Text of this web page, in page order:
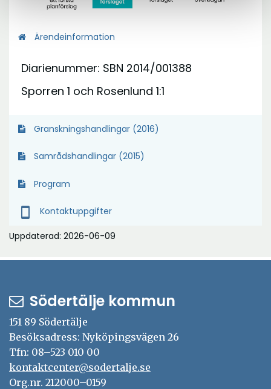
Ärendeinformation
Diarienummer: SBN 2014/001388
Sporren 1 och Rosenlund 1:1
Granskningshandlingar (2016)
Samrådshandlingar (2015)
Program
smartphone Kontaktuppgifter
Uppdaterad: 2026-06-09
Södertälje kommun
151 89 Södertälje
Besöksadress: Nyköpingsvägen 26
Tfn: 08–523 010 00
kontaktcenter@sodertalje.se
Org.nr. 212000–0159